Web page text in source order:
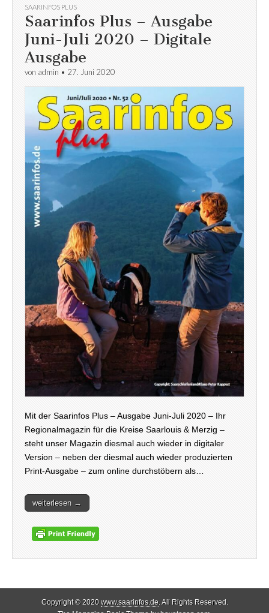
SAARINFOS PLUS
Saarinfos Plus – Ausgabe
Juni-Juli 2020 – Digitale
Ausgabe
von admin • 27. Juni 2020
Mit der Saarinfos Plus – Ausgabe Juni-Juli 2020 – Ihr
Regionalmagazin für die Kreise Saarlouis & Merzig –
steht unser Magazin diesmal auch wieder in digitaler
Version – neben der diesmal auch wieder produzierten
Print-Ausgabe – zum online durchstöbern als…
weiterlesen →
Copyright © 2020 www.saarinfos.de. All Rights Reserved.